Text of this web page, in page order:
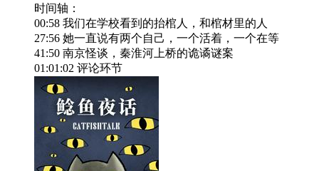
时间轴：
00:58 我们在学校看到的抬棺人，和棺材里的人
27:56 她一直说有两个自己，一个活着，一个在等
41:50 南京怪谈，秦淮河上桥的诡谲谜案
01:01:02 评论环节